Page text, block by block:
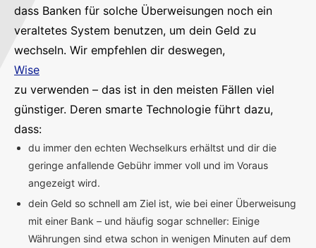
dass Banken für solche Überweisungen noch ein
veraltetes System benutzen, um dein Geld zu
wechseln. Wir empfehlen dir deswegen,
Wise
zu verwenden – das ist in den meisten Fällen viel
günstiger. Deren smarte Technologie führt dazu,
dass:
du immer den echten Wechselkurs erhältst und dir die
geringe anfallende Gebühr immer voll und im Voraus
angezeigt wird.
dein Geld so schnell am Ziel ist, wie bei einer Überweisung
mit einer Bank – und häufig sogar schneller: Einige
Währungen sind etwa schon in wenigen Minuten auf dem